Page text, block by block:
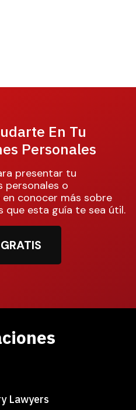
En Tu
Personales
presentar tu
personales o
conocer más sobre
que esta guía te sea útil.
Lawyers